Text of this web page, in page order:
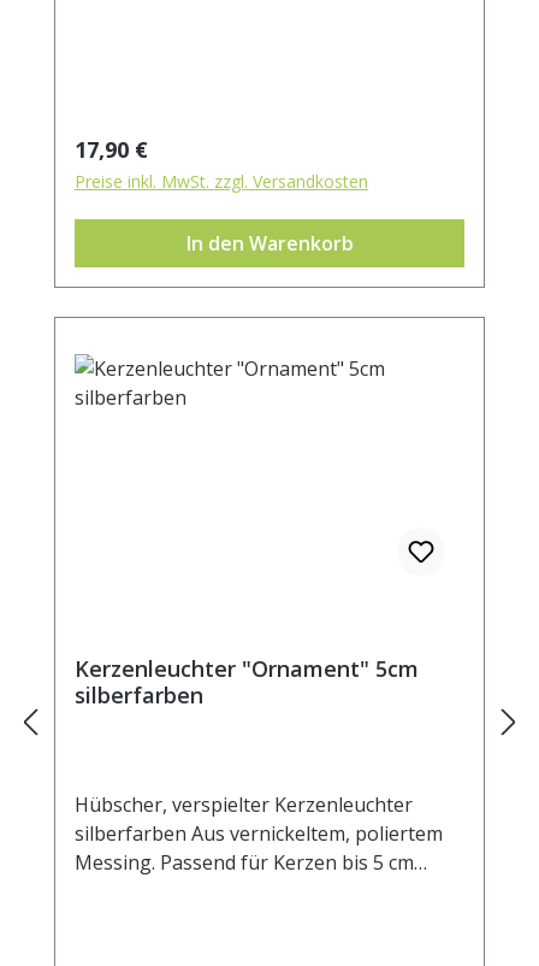
Regulärer Preis:
17,90 €
Preise inkl. MwSt. zzgl. Versandkosten
In den Warenkorb
Kerzenleuchter "Ornament" 5cm
silberfarben
Hübscher, verspielter Kerzenleuchter
silberfarben Aus vernickeltem, poliertem
Messing. Passend für Kerzen bis 5 cm